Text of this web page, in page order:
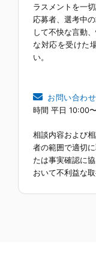
ラスメントを一切
応募者、選考中
して不快な言動
な対応を受けた
い。
お問い合わ
時間 平日 10:00
相談内容および
者の範囲で適切
たは事実確認に
おいて不利益な